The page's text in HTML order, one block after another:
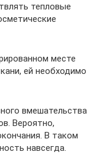
тепловые
месте
ей необходимо
вмешательства
Вероятно,
В таком
навсегда.